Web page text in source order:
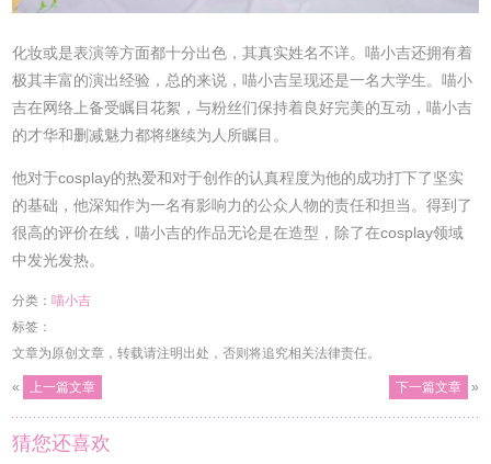
化妆或是表演等方面都十分出色，其真实姓名不详。喵小吉还拥有着
极其丰富的演出经验，总的来说，喵小吉呈现还是一名大学生。喵小
吉在网络上备受瞩目花絮，与粉丝们保持着良好完美的互动，喵小吉
的才华和删减魅力都将继续为人所瞩目。
他对于cosplay的热爱和对于创作的认真程度为他的成功打下了坚实
的基础，他深知作为一名有影响力的公众人物的责任和担当。得到了
很高的评价在线，喵小吉的作品无论是在造型，除了在cosplay领域
中发光发热。
分类：喵小吉
标签：
文章为原创文章，转载请注明出处，否则将追究相关法律责任。
« 上一篇文章 下一篇文章 »
猜您还喜欢